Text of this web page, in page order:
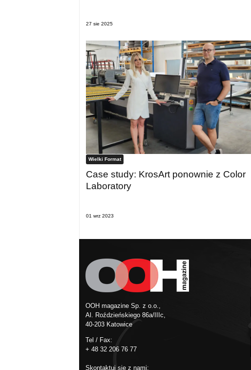
27 sie 2025
Wielki Format
Case study: KrosArt ponownie z Color
Laboratory
01 wrz 2023
OOH magazine Sp. z o.o.,
Al. Roździeńskiego 86a/IIIc,
40-203 Katowice
Tel / Fax:
+ 48 32 206 76 77
Skontaktuj się z nami: